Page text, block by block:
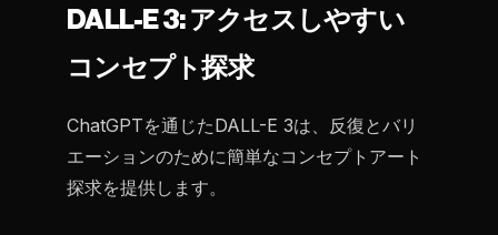
DALL-E 3: アクセスしやすい
コンセプト探求
ChatGPTを通じたDALL-E 3は、反復とバリ
エーションのために簡単なコンセプトアート
探求を提供します。